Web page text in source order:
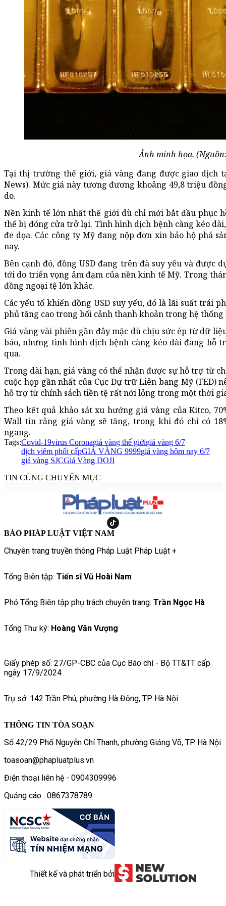
Ảnh minh họa.
Tại thị trường thế giới, giá vàng đang được giao dịch
News). Mức giá này tương đương khoảng 49,8 triệu
do.
Nền kinh tế lớn nhất thế giới dù chỉ mới bắt đầu phục
thể bị đóng cửa trở lại. Tình hình dịch bệnh càng kéo
đe dọa. Các công ty Mỹ đang nộp đơn xin bảo hộ phá
nay.
Bên cạnh đó, đồng USD đang trên đà suy yếu và được
tới do triển vọng ảm đạm của nền kinh tế Mỹ. Trong
đồng ngoại tệ lớn khác.
Các yếu tố khiến đồng USD suy yếu, đó là lãi suất trái
phủ tăng cao trong bối cảnh thanh khoản trong hệ thống
Giá vàng vài phiên gần đây mặc dù chịu sức ép từ dữ
báo, nhưng tình hình dịch bệnh càng kéo dài đang hỗ
qua.
Trong dài hạn, giá vàng có thể nhận được sự hỗ trợ từ
cuộc họp gần nhất của Cục Dự trữ Liên bang Mỹ (FED)
hỗ trợ từ chính sách tiền tệ rất nới lỏng trong một thời
Theo kết quả khảo sát xu hướng giá vàng của Kitco,
Wall tin rằng giá vàng sẽ tăng, trong khi đó chỉ có
ngang.
Tags:Covid-19virus Coronagiá vàng thế giớigiá vàng 6/7
dịch viêm phổi cấpGIÁ VÀNG 9999giá vàng hôm nay 6/7
giá vàng SJCGiá Vàng DOJI
TIN CÙNG CHUYÊN MỤC
BÁO PHÁP LUẬT VIỆT NAM
Chuyên trang truyền thông Pháp Luật Pháp Luật +
Tổng Biên tập: Tiến sĩ Vũ Hoài Nam
Phó Tổng Biên tập phụ trách chuyên trang: Trần Ngọc Hà
Tổng Thư ký: Hoàng Văn Vượng
Giấy phép số: 27/GP-CBC của Cục Báo chí - Bộ TT&TT cấp
ngày 17/9/2024
Trụ sở: 142 Trần Phú, phường Hà Đông, TP Hà Nội
THÔNG TIN TÒA SOẠN
Số 42/29 Phố Nguyễn Chí Thanh, phường Giảng Võ, TP. Hà Nội
toasoan@phapluatplus.vn
Điện thoại liên hệ - 0904309996
Quảng cáo : 0867378789
Thiết kế và phát triển bởi